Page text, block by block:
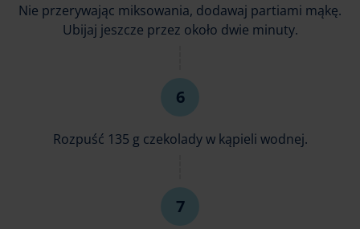
Nie przerywając miksowania, dodawaj partiami mąkę.
Ubijaj jeszcze przez około dwie minuty.
Rozpuść 135 g czekolady w kąpieli wodnej.